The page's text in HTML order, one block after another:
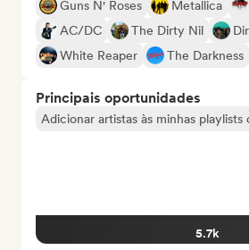
Guns N' Roses Metallica
AC/DC
The Dirty Nil
White Reaper
The Darkness
Principais oportunidades
Adicionar artistas às minhas
5.7k